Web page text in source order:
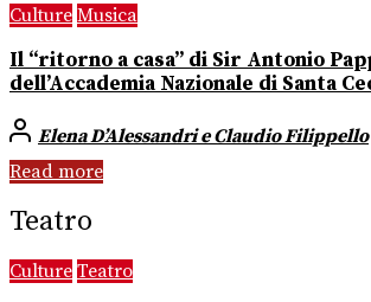
Culture Musica
Il “ritorno a casa” di Sir Antonio
dell’Accademia Nazionale di Santa
Elena D’Alessandri e Claudio Filippello
Read more
Teatro
Culture Teatro